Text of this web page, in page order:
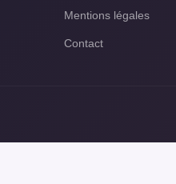
Mentions légales
Contact